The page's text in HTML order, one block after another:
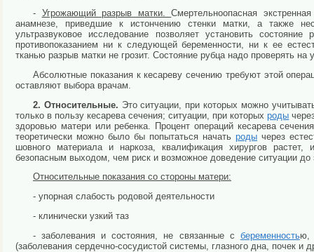
- Угрожающий разрыв матки.Смертельноопасная
анамнезе, приведшие к истончению стенки матки, а также
ультразвуковое исследование позволяет установить
противопоказанием ни к следующей беременности, ни к ее
тканью разрыв матки не грозит. Состояние рубца надо проверять на
Абсолютные показания к кесареву сечению требуют этой
оставляют выбора врачам.
2. Относительные. Это ситуации, при которых можно
только в пользу кесарева сечения; ситуации, при которыхроды
здоровью матери или ребенка. Процент операций кесарева
теоретически можно было бы попытаться начать роды через
шовного материала и наркоза, квалификация хирургов
безопасным выходом, чем риск и возможное доведение ситуации до
Относительные показания со стороны матери:
- упорная слабость родовой деятельности
- клинически узкий таз
- заболевания и состояния, не связанные с беременностью,
(заболевания сердечно-сосудистой системы, глазного дна, почек и